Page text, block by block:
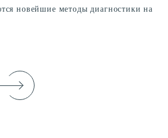
новейшие методы диагностики на